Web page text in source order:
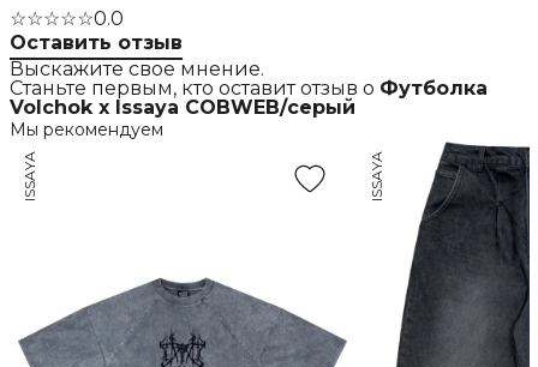
☆☆☆☆☆0.0
Оставить отзыв
Выскажите свое мнение.
Станьте первым, кто оставит отзыв о Футболка
Volchok x Issaya COBWEB/серый
Мы рекомендуем
ISSAYA ISSAYA